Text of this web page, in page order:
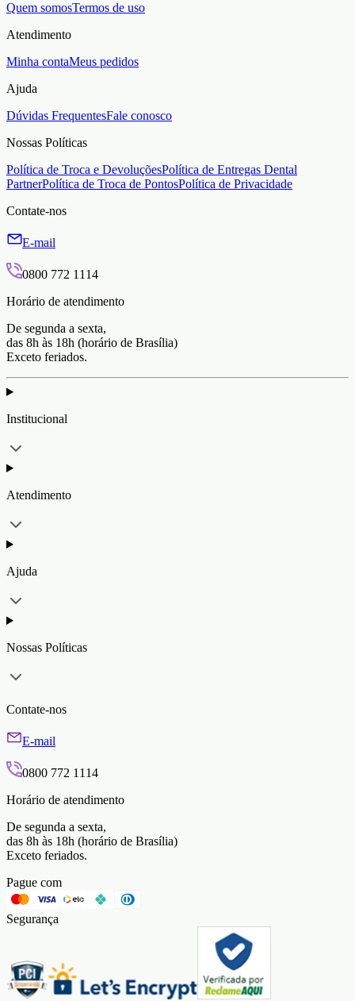
Quem somosTermos de uso
Atendimento
Minha contaMeus pedidos
Ajuda
Dúvidas FrequentesFale conosco
Nossas Políticas
Política de Troca e DevoluçõesPolítica de Entregas Dental
PartnerPolítica de Troca de PontosPolítica de Privacidade
Contate-nos
E-mail
0800 772 1114
Horário de atendimento
De segunda a sexta,
das 8h às 18h (horário de Brasília)
Exceto feriados.
Institucional
Atendimento
Ajuda
Nossas Políticas
Contate-nos
E-mail
0800 772 1114
Horário de atendimento
De segunda a sexta,
das 8h às 18h (horário de Brasília)
Exceto feriados.
Pague com
Segurança